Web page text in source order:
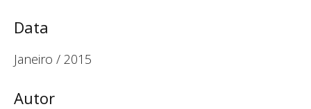
Data
Janeiro / 2015
Autor